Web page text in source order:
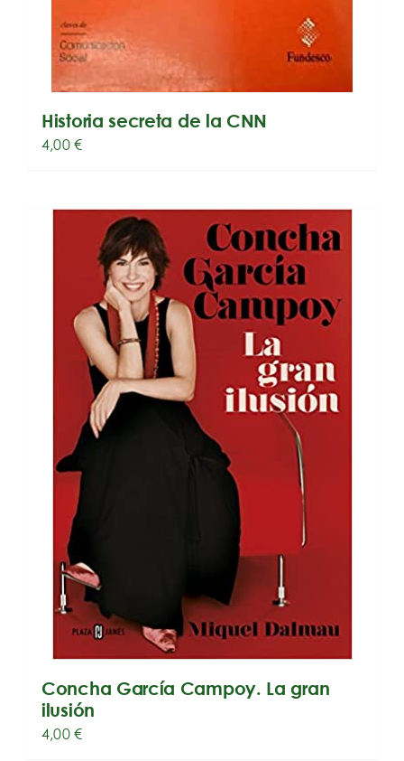
Historia secreta de la CNN
4,00€
Concha García Campoy. La gran
ilusión
4,00€